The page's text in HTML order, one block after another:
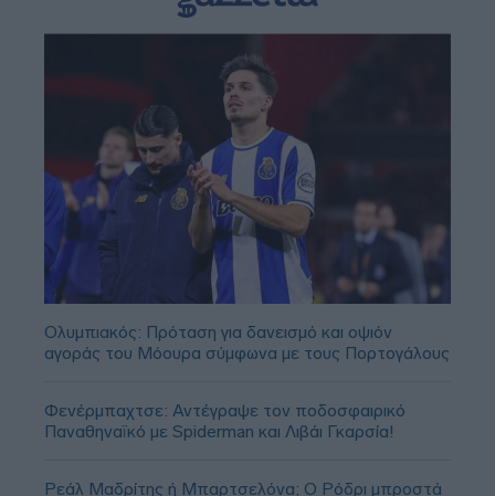
Ολυμπιακός: Πρόταση για δανεισμό και οψιόν
αγοράς του Μόουρα σύμφωνα με τους Πορτογάλους
Φενέρμπαχτσε: Αντέγραψε τον ποδοσφαιρικό
Παναθηναϊκό με Spiderman και Λιβάι Γκαρσία!
Ρεάλ Μαδρίτης ή Μπαρτσελόνα; Ο Ρόδρι μπροστά